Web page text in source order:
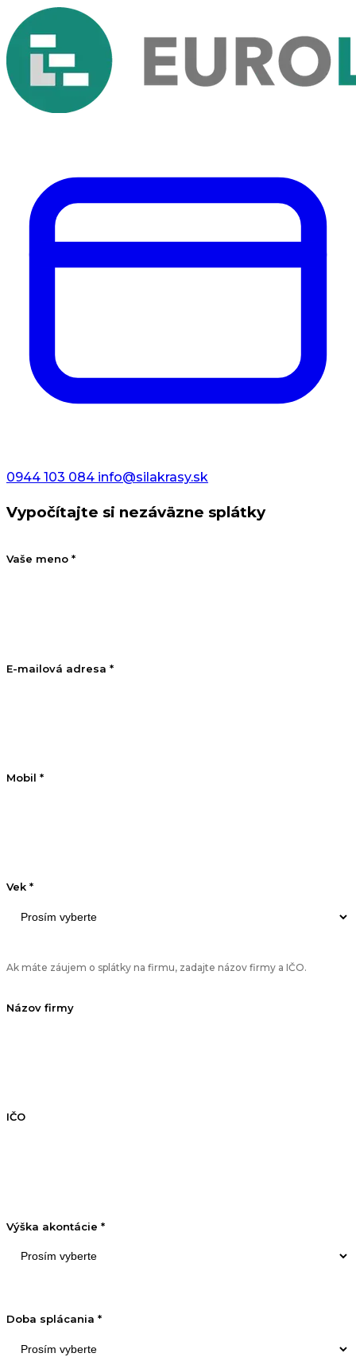
0944 103 084 info@silakrasy.sk
Vypočítajte si nezáväzne splátky
Vaše meno *
E-mailová adresa *
Mobil *
Vek *
Ak máte záujem o splátky na firmu, zadajte názov firmy a IČO.
Názov firmy
IČO
Výška akontácie *
Doba splácania *